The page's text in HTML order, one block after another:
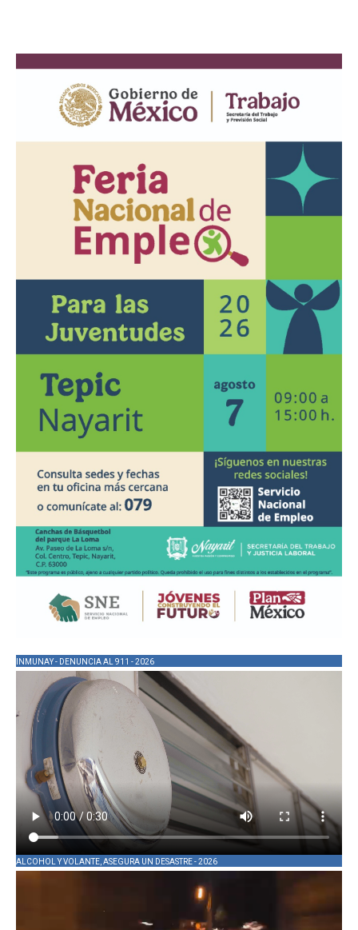
INMUNAY - DENUNCIA AL 911 - 2026
ALCOHOL Y VOLANTE, ASEGURA UN DESASTRE - 2026